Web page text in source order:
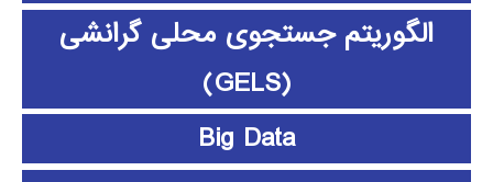
الگوریتم جستجوی محلی گرانشی
(GELS)
Big Data